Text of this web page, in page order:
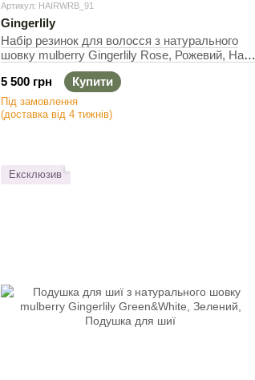
Артикул: HAIRWRB_91
Gingerlily
Набір резинок для волосся з натурального
шовку mulberry Gingerlily Rose, Рожевий, Набір
резинок для волосся
5 500 грн
Купити
Під замовлення
(доставка від 4 тижнів)
Ексклюзив